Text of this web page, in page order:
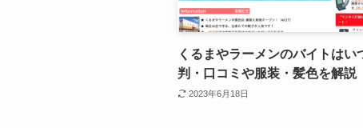
くるまやラーメンのバイトはい
判・口コミや服装・髪色を解説
2023年6月18日